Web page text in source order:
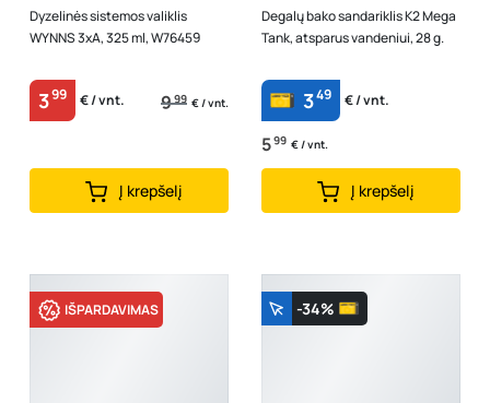
Dyzelinės sistemos valiklis
WYNNS 3xA, 325 ml, W76459
399 € / vnt. 999 € / vnt.
Į krepšelį
Degalų bako sandariklis K2 Mega
Tank, atsparus vandeniui, 28 g.
349 € / vnt.
599 € / vnt.
Į krepšelį
IŠPARDAVIMAS -34%